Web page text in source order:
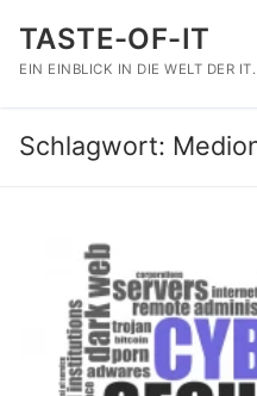
Inhalt
springen
TASTE-OF-IT
EIN EINBLICK IN DIE WELT DER IT.
Schlagwort: